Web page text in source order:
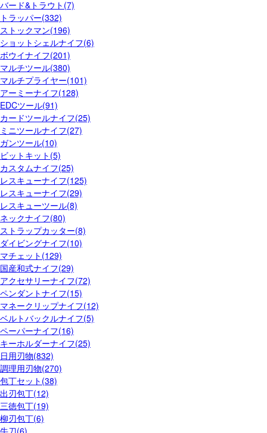
バード&トラウト(7)
トラッパー(332)
ストックマン(196)
ショットシェルナイフ(6)
ボウイナイフ(201)
マルチツール(380)
マルチプライヤー(101)
アーミーナイフ(128)
EDCツール(91)
カードツールナイフ(25)
ミニツールナイフ(27)
ガンツール(10)
ビットキット(5)
カスタムナイフ(25)
レスキューナイフ(125)
レスキューナイフ(29)
レスキューツール(8)
ネックナイフ(80)
ストラップカッター(8)
ダイビングナイフ(10)
マチェット(129)
国産和式ナイフ(29)
アクセサリーナイフ(72)
ペンダントナイフ(15)
マネークリップナイフ(12)
ベルトバックルナイフ(5)
ペーパーナイフ(16)
キーホルダーナイフ(25)
日用刃物(832)
調理用刃物(270)
包丁セット(38)
出刃包丁(12)
三徳包丁(19)
柳刃包丁(6)